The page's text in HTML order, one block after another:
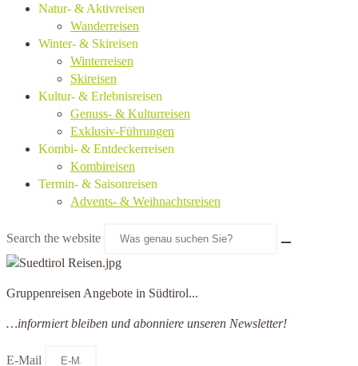
Natur- & Aktivreisen
Wanderreisen
Winter- & Skireisen
Winterreisen
Skireisen
Kultur- & Erlebnisreisen
Genuss- & Kulturreisen
Exklusiv-Führungen
Kombi- & Entdeckerreisen
Kombireisen
Termin- & Saisonreisen
Advents- & Weihnachtsreisen
Search the website
Gruppenreisen Angebote in Südtirol...
…informiert bleiben und abonniere unseren Newsletter!
E-Mail